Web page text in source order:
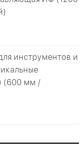
инструментов и
(600 мм /